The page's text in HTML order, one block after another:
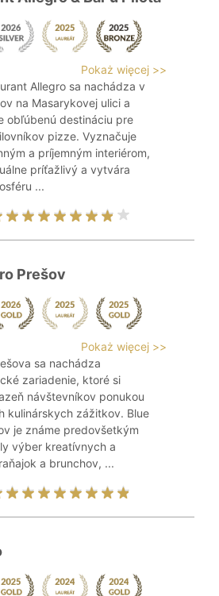
Pokaż więcej >>
Allegro sa nachádza v
na Masarykovej ulici a
obľúbenú destináciu pre
pizze. Vyznačuje
a príjemným interiérom,
príťažlivý a vytvára
...
Prešov
Pokaż więcej >>
sa nachádza
zariadenie, ktoré si
návštevníkov ponukou
kulinárskych zážitkov. Blue
je známe predovšetkým
výber kreatívnych a
a brunchov, ...